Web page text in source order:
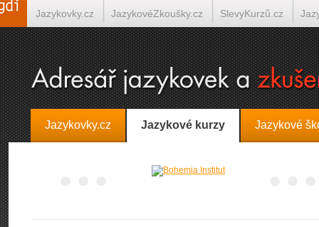
Jazykovky.cz Jazykové kurzy Jazykové
Jazykovky.cz JazykovéZkoušky.cz SlevyKurzů.cz
Španělština on-line Italština on-line Tlumočení-